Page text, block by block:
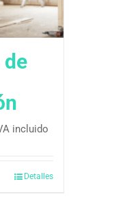
de
incluido
Detalles